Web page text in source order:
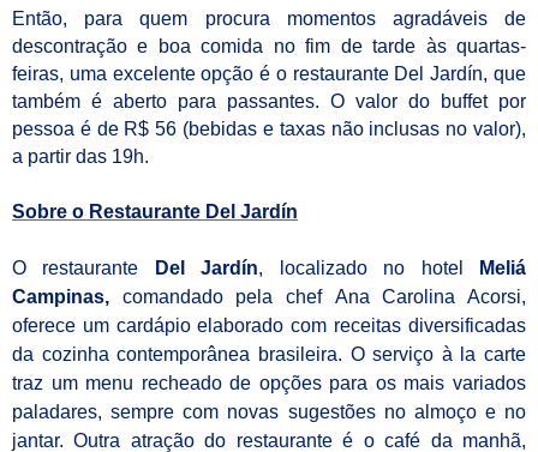
Então, para quem procura momentos agradáveis de
descontração e boa comida no fim de tarde às quartas-
feiras, uma excelente opção é o restaurante Del Jardín, que
também é aberto para passantes. O valor do buffet por
pessoa é de R$ 56 (bebidas e taxas não inclusas no valor),
a partir das 19h.
Sobre o Restaurante Del Jardín
O restaurante Del Jardín, localizado no hotel
Meliá
Campinas, comandado pela chef Ana Carolina Acorsi,
oferece um cardápio elaborado com receitas diversificadas
da cozinha contemporânea brasileira. O serviço à la carte
traz um menu recheado de opções para os mais variados
paladares, sempre com novas sugestões no almoço e no
jantar.Outra atração do restaurante é o café da manhã,